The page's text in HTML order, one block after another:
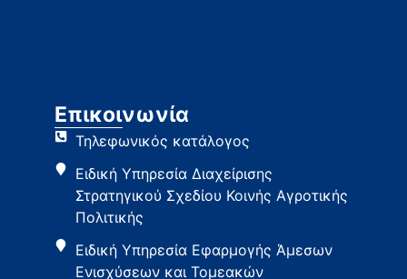
Επικοινωνία
Τηλεφωνικός κατάλογος
Ειδική Υπηρεσία Διαχείρισης
Στρατηγικού Σχεδίου Κοινής Αγροτικής
Πολιτικής
Ειδική Υπηρεσία Εφαρμογής Άμεσων
Ενισχύσεων και Τομεακών